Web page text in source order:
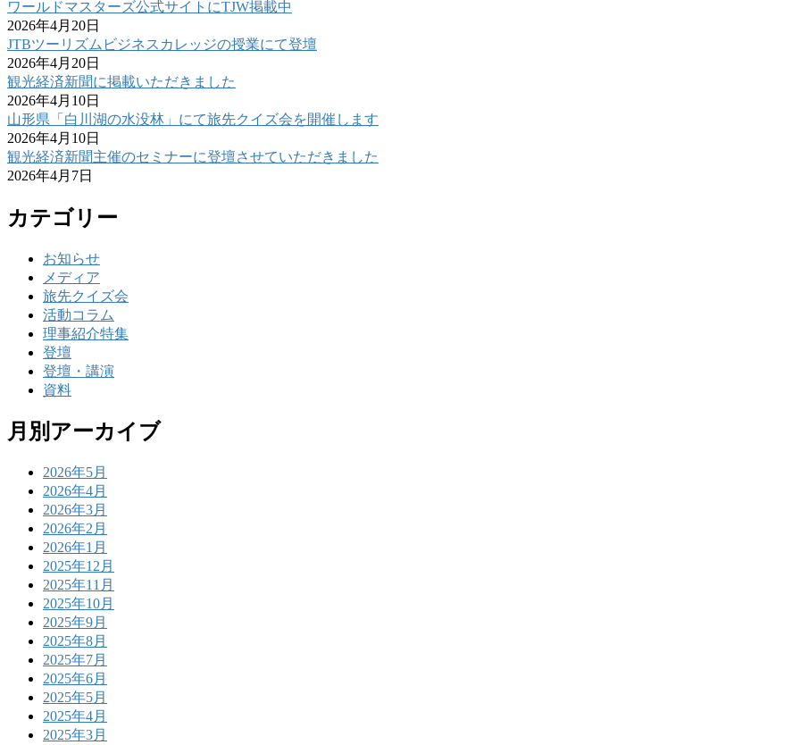
ワールドマスターズ公式サイトにTJW掲載中
2026年4月20日
JTBツーリズムビジネスカレッジの授業にて登壇
2026年4月20日
観光経済新聞に掲載いただきました
2026年4月10日
山形県「白川湖の水没林」にて旅先クイズ会を開催します
2026年4月10日
観光経済新聞主催のセミナーに登壇させていただきました
2026年4月7日
カテゴリー
お知らせ
メディア
旅先クイズ会
活動コラム
理事紹介特集
登壇
登壇・講演
資料
月別アーカイブ
2026年5月
2026年4月
2026年3月
2026年2月
2026年1月
2025年12月
2025年11月
2025年10月
2025年9月
2025年8月
2025年7月
2025年6月
2025年5月
2025年4月
2025年3月